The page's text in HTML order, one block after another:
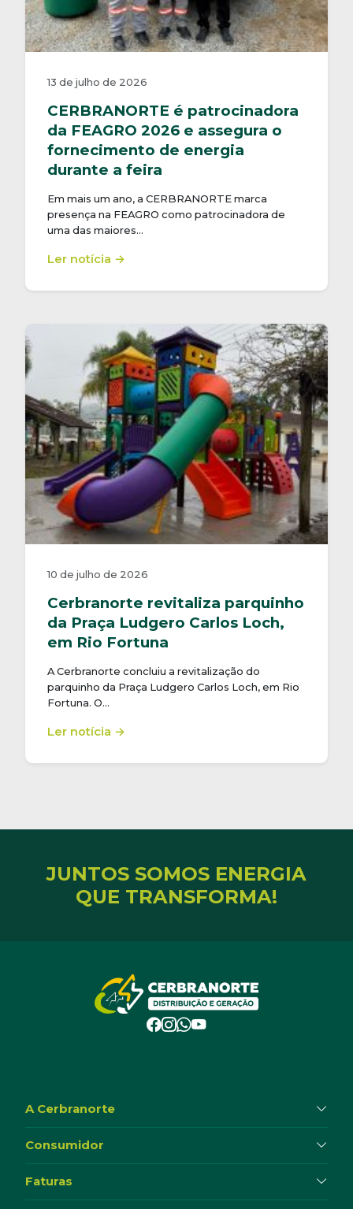
13 de julho de 2026
CERBRANORTE é patrocinadora
da FEAGRO 2026 e assegura o
fornecimento de energia
durante a feira
Em mais um ano, a CERBRANORTE marca
presença na FEAGRO como patrocinadora de
uma das maiores…
Ler notícia →
10 de julho de 2026
Cerbranorte revitaliza parquinho
da Praça Ludgero Carlos Loch,
em Rio Fortuna
A Cerbranorte concluiu a revitalização do
parquinho da Praça Ludgero Carlos Loch, em Rio
Fortuna. O…
Ler notícia →
JUNTOS SOMOS ENERGIA
QUE TRANSFORMA!
A Cerbranorte
Consumidor
Faturas